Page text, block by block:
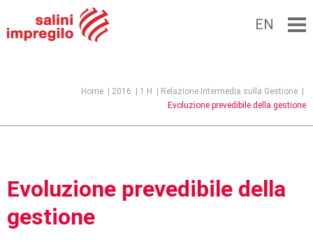
EN
Home 2016 1 H Relazione Intermedia sulla Gestione
Evoluzione prevedibile della gestione
Evoluzione prevedibile della
gestione